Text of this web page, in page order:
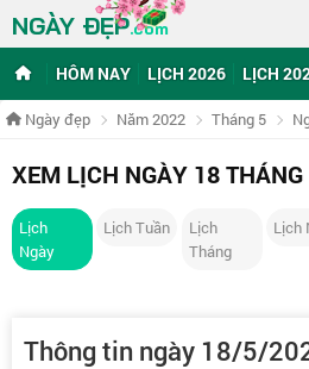
NGÀY ĐẸP.com
HÔM NAY LỊCH 2026 LỊCH
Ngày đẹp Năm 2022 Tháng 5
XEM LỊCH NGÀY 18
Lịch
Ngày
Lịch Tuần
Lịch
Tháng
Lịch
Thông tin ngày 18/5/